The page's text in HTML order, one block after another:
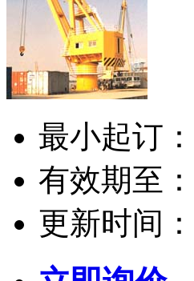
最小起订：
有效期至：
更新时间：